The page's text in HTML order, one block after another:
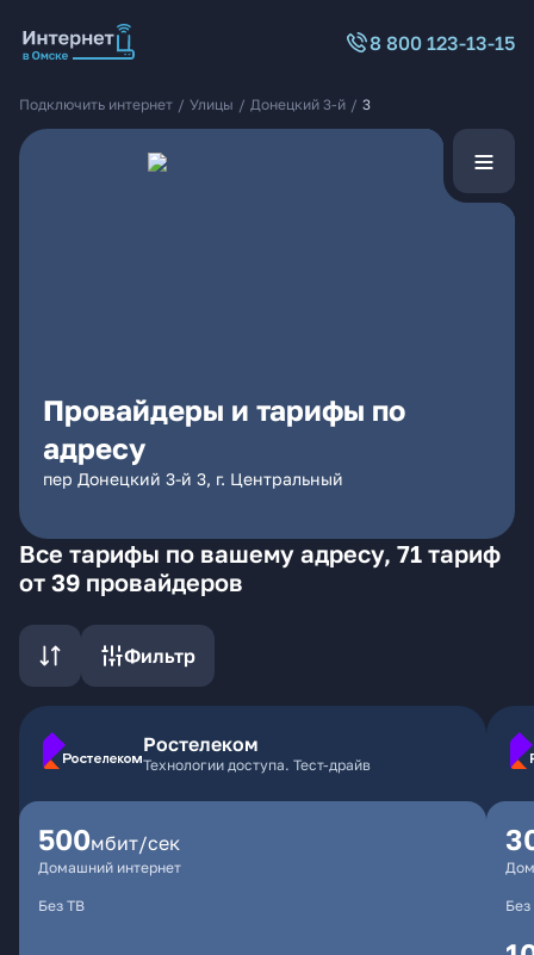
8 800 123-13-15
Подключить интернет / Улицы / Донецкий 3-й / 3
Провайдеры и тарифы по
адресу
пер Донецкий 3-й 3, г. Центральный
Все тарифы по вашему адресу, 71 тариф
от 39 провайдеров
Фильтр
Ростелеком
Технологии доступа. Тест-драйв
500мбит/сек
Домашний интернет
Без ТВ